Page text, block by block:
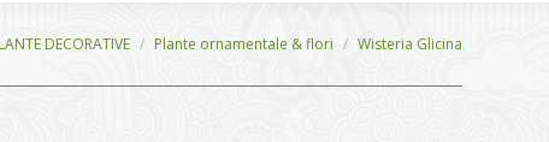
DECORATIVE Plante ornamentale & flori Wisteria Glicina